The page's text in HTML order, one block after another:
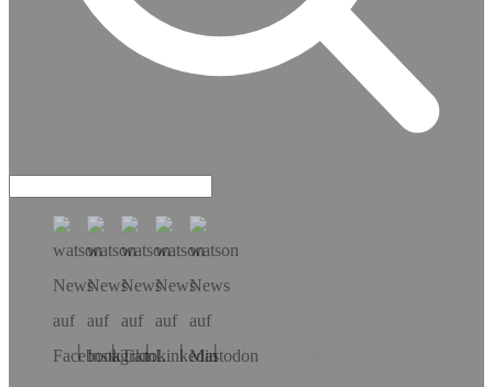
Hol dir die App!